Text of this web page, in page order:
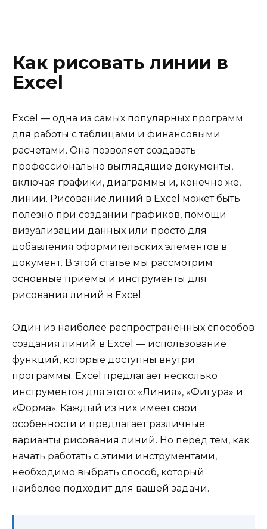
Как рисовать линии в
Excel
Excel — одна из самых популярных программ
для работы с таблицами и финансовыми
расчетами. Она позволяет создавать
профессионально выглядящие документы,
включая графики, диаграммы и, конечно же,
линии. Рисование линий в Excel может быть
полезно при создании графиков, помощи
визуализации данных или просто для
добавления оформительских элементов в
документ. В этой статье мы рассмотрим
основные приемы и инструменты для
рисования линий в Excel.
Один из наиболее распространенных способов
создания линий в Excel — использование
функций, которые доступны внутри
программы. Excel предлагает несколько
инструментов для этого: «Линия», «Фигура» и
«Форма». Каждый из них имеет свои
особенности и предлагает различные
варианты рисования линий. Но перед тем, как
начать работать с этими инструментами,
необходимо выбрать способ, который
наиболее подходит для вашей задачи.